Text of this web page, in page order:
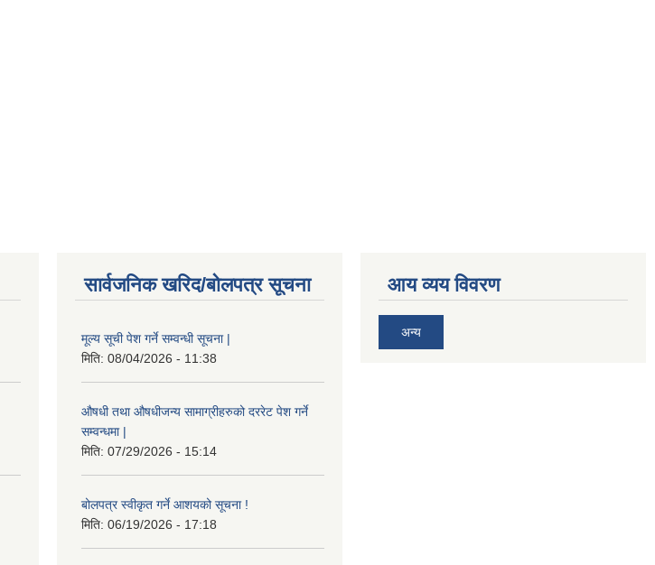
सार्वजनिक खरिद/बोलपत्र सूचना
मूल्य सूची पेश गर्ने सम्वन्धी सूचना |
मिति: 08/04/2026 - 11:38
औषधी तथा औषधीजन्य सामाग्रीहरुको दररेट पेश गर्ने
सम्वन्धमा |
मिति: 07/29/2026 - 15:14
बोलपत्र स्वीकृत गर्ने आशयको सूचना !
मिति: 06/19/2026 - 17:18
आय व्यय विवरण
अन्य